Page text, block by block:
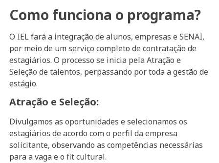
Como funciona o programa?
O IEL fará a integração de alunos, empresas e SENAI,
por meio de um serviço completo de contratação de
estagiários. O processo se inicia pela Atração e
Seleção de talentos, perpassando por toda a gestão de
estágio.
Atração e Seleção:
Divulgamos as oportunidades e selecionamos os
estagiários de acordo com o perfil da empresa
solicitante, observando as competências necessárias
para a vaga e o fit cultural.